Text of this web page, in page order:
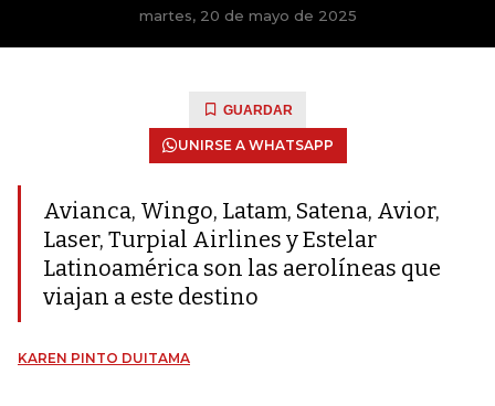
martes, 20 de mayo de 2025
GUARDAR
UNIRSE A WHATSAPP
Avianca, Wingo, Latam, Satena, Avior,
Laser, Turpial Airlines y Estelar
Latinoamérica son las aerolíneas que
viajan a este destino
KAREN PINTO DUITAMA